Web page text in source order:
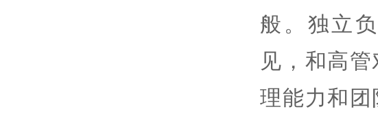
般。独立
见，和高
理能力和团